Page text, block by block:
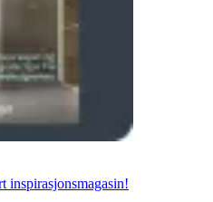
inspirasjonsmagasin!